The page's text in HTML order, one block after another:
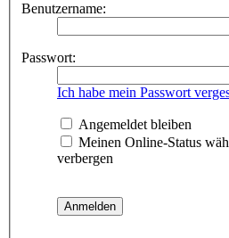
Benutzername:
Passwort:
Ich habe mein Passwort
Angemeldet bleiben
Meinen Online-Status
verbergen